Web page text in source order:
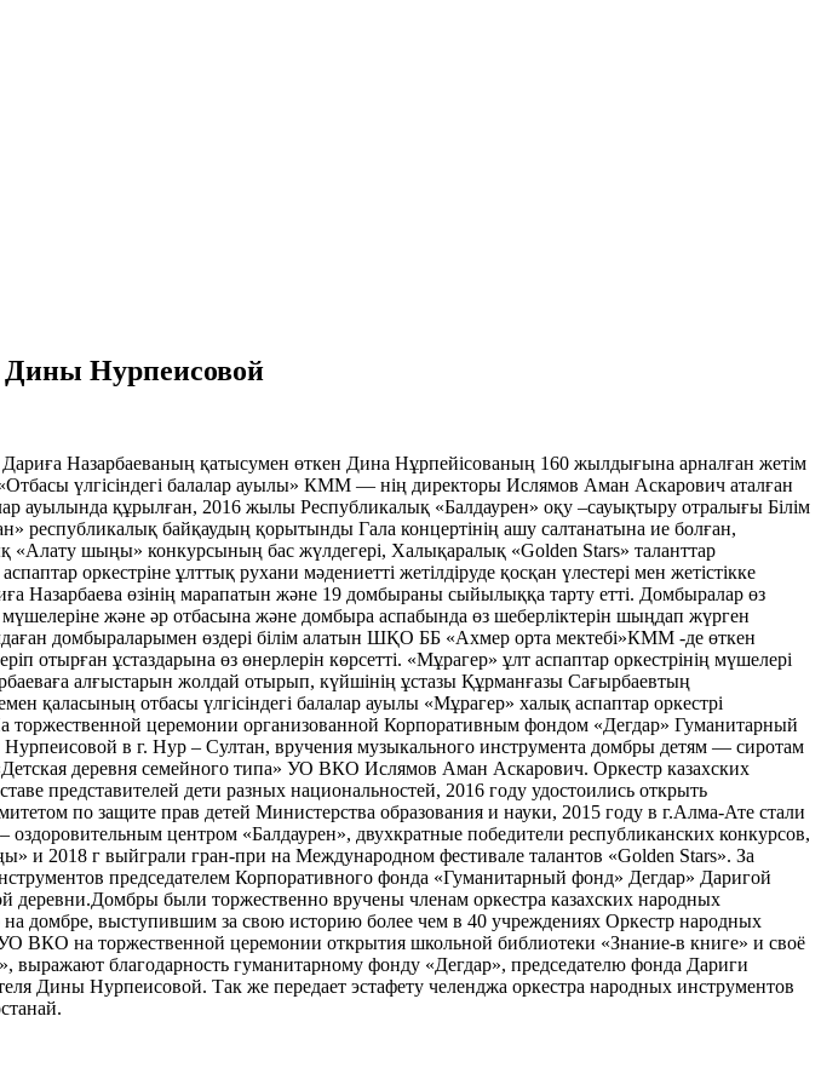
Дины Нурпеисовой
Назарбаеваның қатысумен өткен Дина Нұрпейісованың 160 жылдығына арналған жетім
үлгісіндегі балалар ауылы» КММ — нің директоры Ислямов Аман Аскарович аталған
құрылған, 2016 жылы Республикалық «Балдаурен» оқу –сауықтыру отралығы Білім
республикалық байқаудың қорытынды Гала концертінің ашу салтанатына ие болған,
шыңы» конкурсының бас жүлдегері, Халықаралық «Golden Stars» таланттар
оркестріне ұлттық рухани мәдениетті жетілдіруде қосқан үлестері мен жетістікке
өзінің марапатын және 19 домбыраны сыйылыққа тарту етті. Домбыралар өз
және әр отбасына және домбыра аспабында өз шеберліктерін шыңдап жүрген
домбыраларымен өздері білім алатын ШҚО ББ «Ахмер орта мектебі»КММ -де өткен
отырған ұстаздарына өз өнерлерін көрсетті. «Мұрагер» ұлт аспаптар оркестрінің мүшелері
алғыстарын жолдай отырып, күйшінің ұстазы Құрманғазы Сағырбаевтың
отбасы үлгісіндегі балалар ауылы «Мұрагер» халық аспаптар оркестрі
церемонии организованной Корпоративным фондом «Дегдар» Гуманитарный
в г. Нур – Султан, вручения музыкального инструмента домбры детям — сиротам
деревня семейного типа» УО ВКО Ислямов Аман Аскарович. Оркестр казахских
представителей дети разных национальностей, 2016 году удостоились открыть
по защите прав детей Министерства образования и науки, 2015 году в г.Алма-Ате стали
центром «Балдаурен», двухкратные победители республиканских конкурсов,
и 2018 г выйграли гран-при на Международном фестивале талантов «Golden Stars». За
председателем Корпоративного фонда «Гуманитарный фонд» Дегдар» Даригой
деревни.Домбры были торжественно вручены членам оркестра казахских народных
домбре, выступившим за свою историю более чем в 40 учреждениях Оркестр народных
ВКО на торжественной церемонии открытия школьной библиотеки «Знание-в книге» и своё
выражают благодарность гуманитарному фонду «Дегдар», председателю фонда Дариги
Дины Нурпеисовой. Так же передает эстафету челенджа оркестра народных инструментов